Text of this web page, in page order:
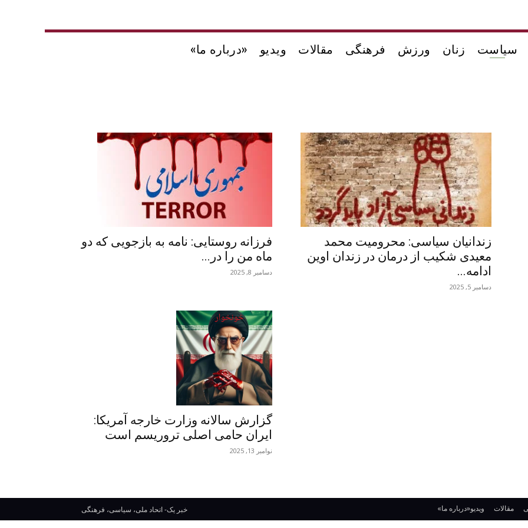
سیاست زنان ورزش فرهنگی مقالات ویدیو «درباره ما»
فرزانه روستایی: نامه به بازجویی که دو
ماه من را در...
دسامبر 8, 2025
زندانیان سیاسی: محرومیت محمد
معیدی شکیب از درمان در زندان اوین
ادامه...
دسامبر 5, 2025
گزارش سالانه وزارت خارجه آمریکا:
ایران حامی اصلی تروریسم است
نوامبر 13, 2025
خبر یک- اتحاد ملی، سیاسی، فرهنگی مقالات ویدیو«درباره ما»